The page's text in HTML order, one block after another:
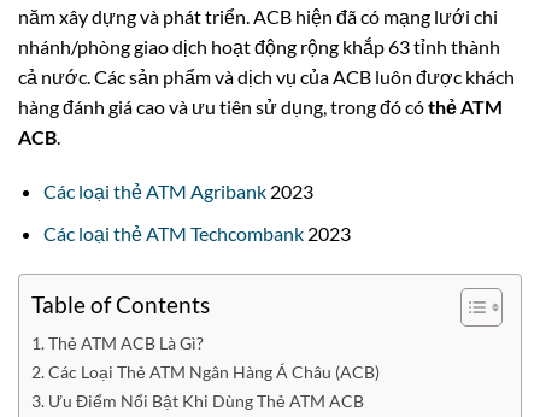
năm xây dựng và phát triển. ACB hiện đã có mạng lưới chi
nhánh/phòng giao dịch hoạt động rộng khắp 63 tỉnh thành
cả nước. Các sản phẩm và dịch vụ của ACB luôn được khách
hàng đánh giá cao và ưu tiên sử dụng, trong đó cóthẻ ATM
ACB
Các loại thẻ ATM Agribank2023
Các loại thẻ ATM Techcombank2023
Table of Contents
Thẻ ATM ACB Là Gì?
Các Loại Thẻ ATM Ngân Hàng Á Châu (ACB)
Ưu Điểm Nổi Bật Khi Dùng Thẻ ATM ACB